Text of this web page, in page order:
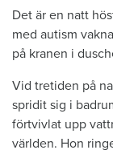
Det är en natt
med autism
på kranen i
Vid tretiden på
spridit sig i
förtvivlat upp
världen. Hon